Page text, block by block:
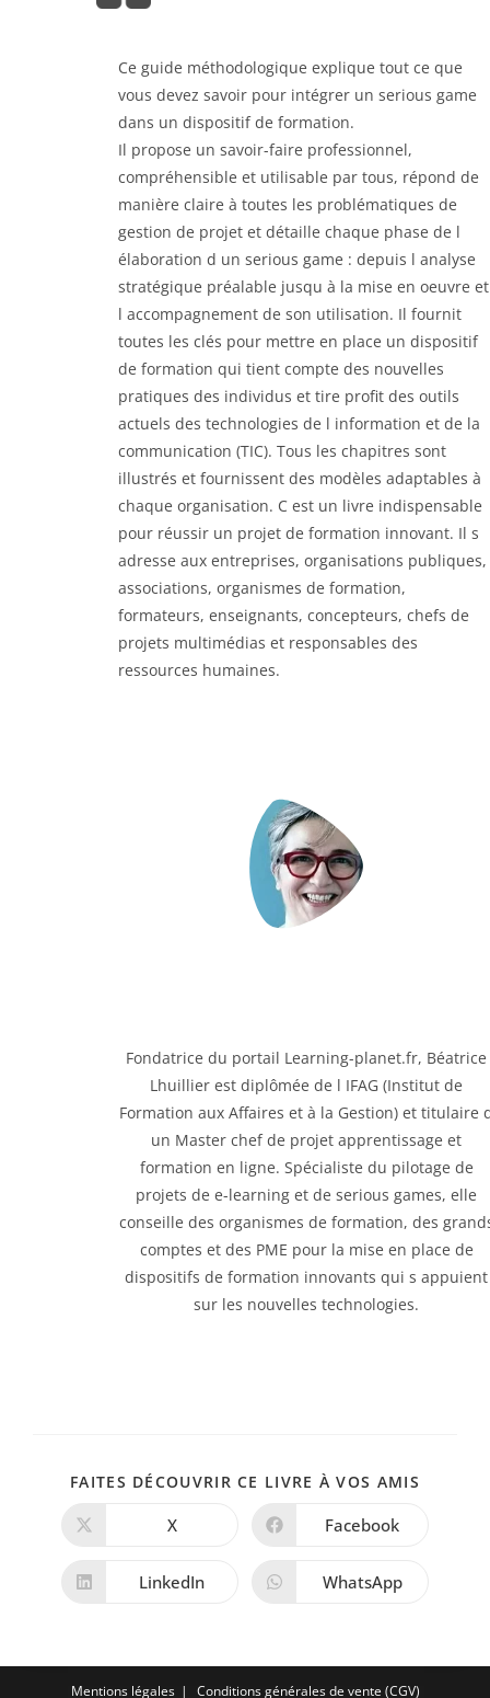
Ce guide méthodologique explique tout ce que
vous devez savoir pour intégrer un serious game
dans un dispositif de formation.
Il propose un savoir-faire professionnel,
compréhensible et utilisable par tous, répond de
manière claire à toutes les problématiques de
gestion de projet et détaille chaque phase de l
élaboration d un serious game : depuis l analyse
stratégique préalable jusqu à la mise en oeuvre et
l accompagnement de son utilisation. Il fournit
toutes les clés pour mettre en place un dispositif
de formation qui tient compte des nouvelles
pratiques des individus et tire profit des outils
actuels des technologies de l information et de la
communication (TIC). Tous les chapitres sont
illustrés et fournissent des modèles adaptables à
chaque organisation. C est un livre indispensable
pour réussir un projet de formation innovant. Il s
adresse aux entreprises, organisations publiques,
associations, organismes de formation,
formateurs, enseignants, concepteurs, chefs de
projets multimédias et responsables des
ressources humaines.
Fondatrice du portail Learning-planet.fr, Béatrice
Lhuillier est diplômée de l IFAG (Institut de
Formation aux Affaires et à la Gestion) et titulaire
un Master chef de projet apprentissage et
formation en ligne. Spécialiste du pilotage de
projets de e-learning et de serious games, elle
conseille des organismes de formation, des
comptes et des PME pour la mise en place de
dispositifs de formation innovants qui s appuient
sur les nouvelles technologies.
FAITES DÉCOUVRIR CE LIVRE À VOS AMIS
Ouvrir
autre
fenêtre
X Ouvrir
autre
fenêtre
Facebook
Ouvrir
LinkedIn Ouvrir
WhatsApp
Mentions légales Conditions générales de vente (CGV)